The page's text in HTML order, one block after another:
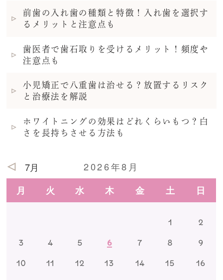
前歯の入れ歯の種類と特徴！入れ歯を選択す
るメリットと注意点も
歯医者で歯石取りを受けるメリット！頻度や
注意点も
小児矯正で八重歯は治せる？放置するリスク
と治療法を解説
ホワイトニングの効果はどれくらいもつ？白
さを長持ちさせる方法も
2026年8月
月 火 水 木 金 土 日
7月
1
2
3
4 5 6 7 8
9
10
11 12 13 14 15
16